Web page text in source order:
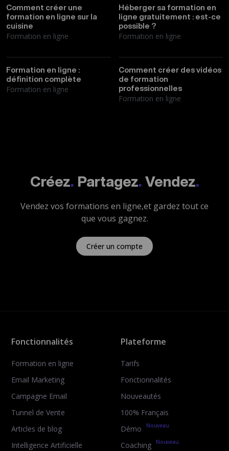
Thibault 22/03/2026
Comment créer une
formation en ligne sur la
cuisine
Formation en ligne
Thibault 19/03/2026
Héberger sa formation en
ligne gratuitement : est-ce
possible ?
Formation en ligne
Thibault 12/03/2026
Formation en ligne :
définition complète
Formation en ligne
Thibault 08/03/2026
Comment créer des vidéos
de formation
professionnelles
Formation en ligne
Créez. Partagez. Vendez.
Vendez vos formations en ligne,et gardez tout ce
que vous gagnez.
Créer un compte
Fonctionnalités
Formation en ligne
Email Marketing
Campagne Email
Tunnel de Vente
Articles de blog
Intelligence Artificielle
Plateforme
Tarifs
Fonctionnalités
Nouveautés
100% Français
Démo
Nouveau
Coaching Nouveau